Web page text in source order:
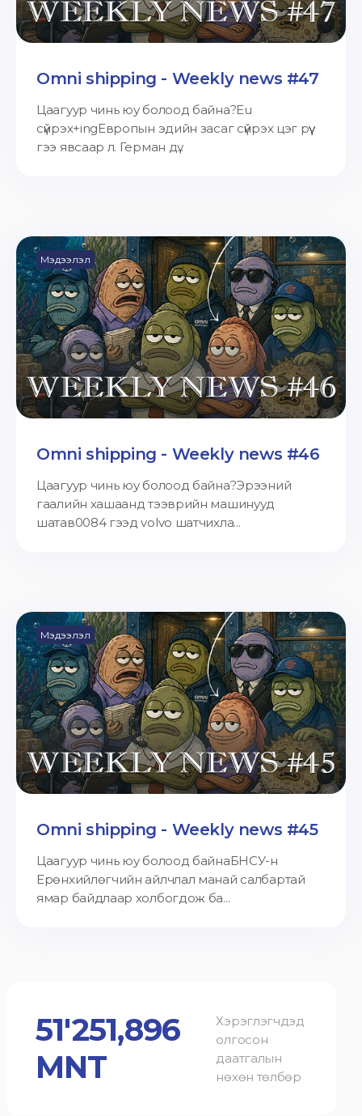
Omni shipping - Weekly news #47
Цаагуур чинь юу болоод байна?Eu
сүйрэх+ingЕвропын эдийн засаг сүйрэх цэг рүү
гээ явсаар л. Герман дү...
Мэдээлэл
Omni shipping - Weekly news #46
Цаагуур чинь юу болоод байна?Эрээний
гаалийн хашаанд тээврийн машинууд
шатав0084 гээд volvo шатчихла...
Мэдээлэл
Omni shipping - Weekly news #45
Цаагуур чинь юу болоод байнаБНСУ-н
Ерөнхийлөгчийн айлчлал манай салбартай
ямар байдлаар холбогдож ба...
51'251,896
MNT
Хэрэглэгчдэд
олгосон
даатгалын
нөхөн төлбөр